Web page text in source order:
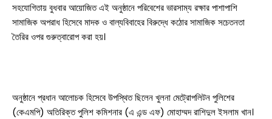
সহযোগিতায় বুধবার আয়োজিত এই অনুষ্ঠানে পরিবেশের ভারসাম্য রক্ষার পাশাপাশি
সামাজিক অপরাধ হিসেবে মাদক ও বাল্যবিবাহের বিরুদ্ধে কঠোর সামাজিক সচেতনতা
তৈরির ওপর গুরুত্বারোপ করা হয়।
অনুষ্ঠানে প্রধান আলোচক হিসেবে উপস্থিত ছিলেন খুলনা মেট্রোপলিটন পুলিশের
(কেএমপি) অতিরিক্ত পুলিশ কমিশনার (এ এন্ড এফ) মোহাম্মদ রাশিদুল ইসলাম খান।